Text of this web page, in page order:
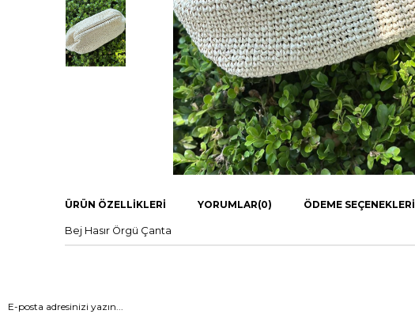
ÜRÜN ÖZELLIKLERI YORUMLAR(0) ÖDEME SEÇENEKLERI
Bej Hasır Örgü Çanta